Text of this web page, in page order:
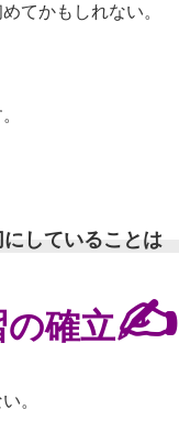
てかもしれない。
していることは
の確立✍
。